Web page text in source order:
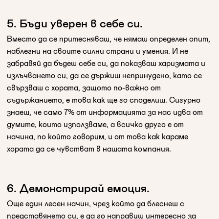
5. Бъди уверен в себе си.
Вместо да се притесняваш, че нямаш определен опит,
наблегни на своите силни страни и умения. И не
забравяй да бъдеш себе си, да показваш харизмата и
излъчването си, да се държиш непринудено, като се
свързваш с хората, защото по-важно от
съдържанието, е това как ще го споделиш. Сигурно
знаеш, че само 7% от информацията за нас идва от
думите, които използваме, а всичко друго е от
начина, по който говорим, и от това как караме
хората да се чувстват в нашата компания.
6. Демонстрирай емоция.
Oще един лесен начин, чрез който да блеснеш с
представянето си, е да го направиш интересно за